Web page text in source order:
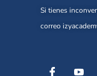
Si tienes
correo